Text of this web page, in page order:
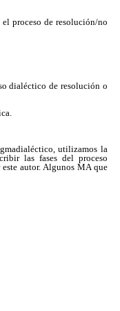
proceso de resolución/no
dialéctico de resolución o
utilizamos la
las fases del proceso
este autor. Algunos MA que